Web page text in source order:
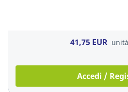
41,75 EUR unità
Accedi /